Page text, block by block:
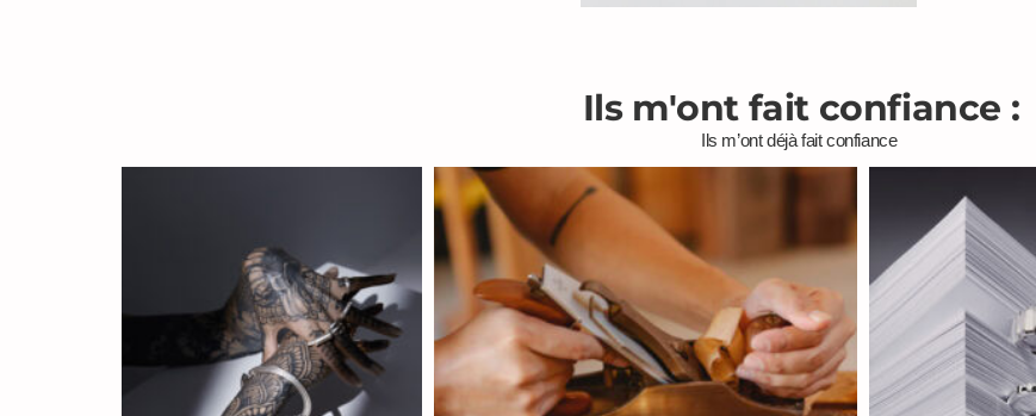
Ils m'ont fait confiance :
Ils m’ont déjà fait confiance